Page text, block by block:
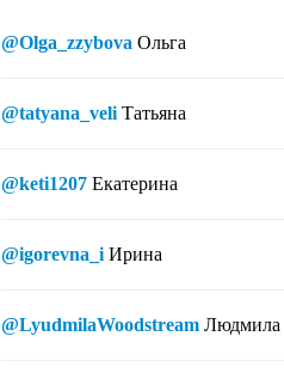
@Olga_zzybova Ольга
@tatyana_veli Татьяна
@keti1207 Екатерина
@igorevna_i Ирина
@LyudmilaWoodstream Людмила